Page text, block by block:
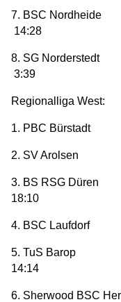
7. BSC
14:28
8. SG
3:39
Regionalliga West:
1. PBC
2. SV
3. BS
18:10
4. BSC
5. TuS
14:14
6. Sherwood